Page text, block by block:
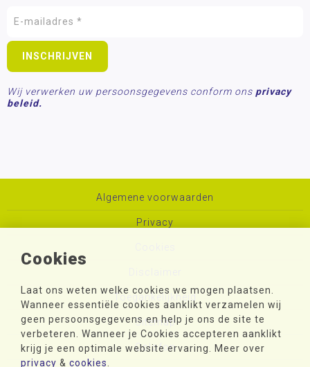
Cookies
Laat ons weten welke cookies we mogen plaatsen.
Wanneer essentiële cookies aanklikt verzamelen wij
geen persoonsgegevens en help je ons de site te
verbeteren. Wanneer je Cookies accepteren aanklikt
krijg je een optimale website ervaring. Meer over
privacy & cookies
Wij verwerken uw persoonsgegevens conform ons privacy
beleid.
Algemene voorwaarden
Privacy
Toegankelijkheid
Sitemap
Colofon